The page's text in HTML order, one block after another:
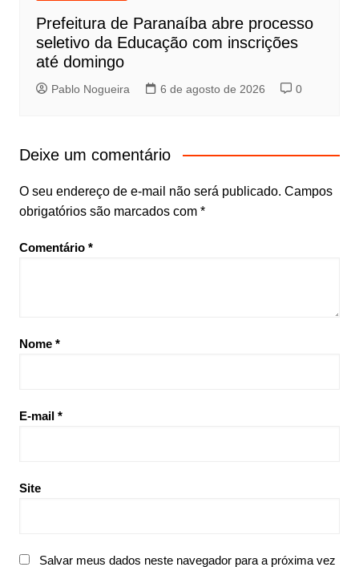
Prefeitura de Paranaíba abre processo
seletivo da Educação com inscrições
até domingo
Pablo Nogueira 6 de agosto de 2026 0
Deixe um comentário
O seu endereço de e-mail não será publicado. Campos
obrigatórios são marcados com *
Comentário *
Nome *
E-mail *
Site
Salvar meus dados neste navegador para a próxima vez